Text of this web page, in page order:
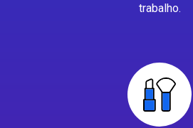
trabalho.